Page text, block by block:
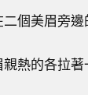
二個美眉旁
親熱的各拉